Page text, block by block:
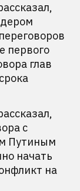
первого
глав
с
Путиным
начать
на